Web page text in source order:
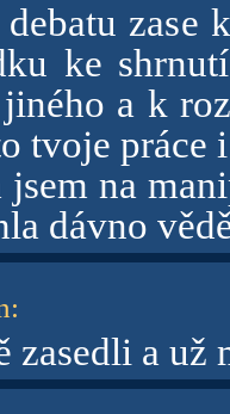
zase
ke
a k
tvoje práce
jsem na
dávno
:
zasedli a